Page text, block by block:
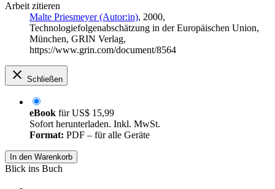
Arbeit zitieren
Malte Priesmeyer (Autor:in), 2000,
Technologiefolgenabschätzung in der Europäischen Union,
München, GRIN Verlag,
https://www.grin.com/document/8564
Schließen
eBook fürUS$ 15,99
Sofort herunterladen. Inkl. MwSt.
Format: PDF – für alle Geräte
In den Warenkorb
Blick ins Buch